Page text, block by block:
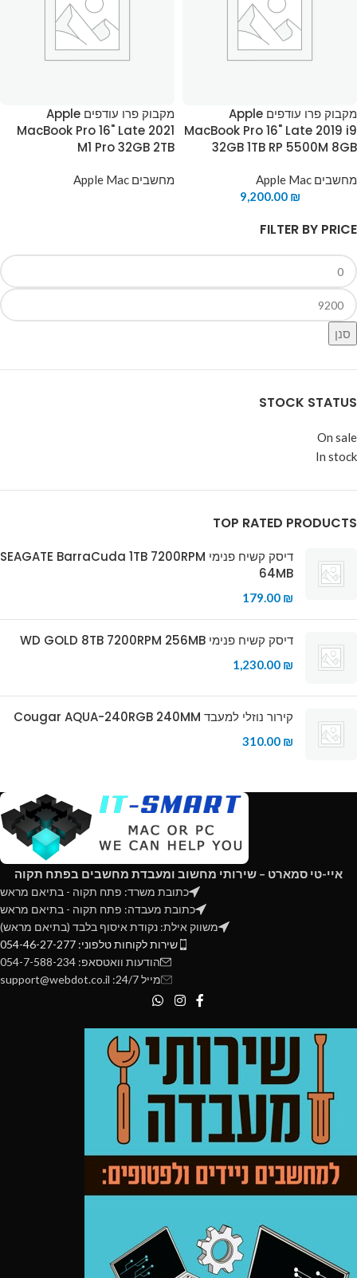
FILTER BY PRICE
סנן
STOCK STATUS
On sale
In stock
TOP RATED PRODUCTS
דיסק קשיח פנימי SEAGATE BarraCuda 1TB 7200RPM
64MB
179.00 ₪
דיסק קשיח פנימי WD GOLD 8TB 7200RPM 256MB
1,230.00 ₪
קירור נוזלי למעבד Cougar AQUA-240RGB 240MM
310.00 ₪
מקבוק פרו עודפים Apple
MacBook Pro 16" Late 2019 i9
32GB 1TB RP 5500M 8GB
מחשבים Apple Mac
9,200.00 ₪
מקבוק פרו עודפים Apple
MacBook Pro 16" Late 2021
M1 Pro 32GB 2TB
מחשבים Apple Mac
איי-טי סמארט – שירותי מחשוב ומעבדת מחשבים בפתח תקוה
כתובת משרד: פתח תקוה - בתיאם מראש
כתובת מעבדה: פתח תקוה - בתיאם מראש
משווק אילת: נקודת איסוף בלבד (בתיאם מראש)
שירות לקוחות טלפוני: 054-46-27-277
הודעות וואטסאפ: 054-7-588-234
מייל 24/7: support@webdot.co.il